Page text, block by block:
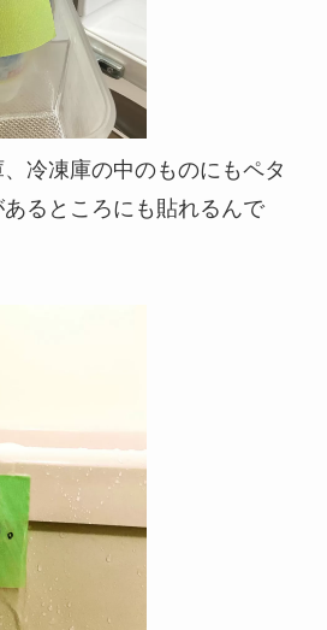
冷凍庫の中のものにもペタ
るところにも貼れるんで